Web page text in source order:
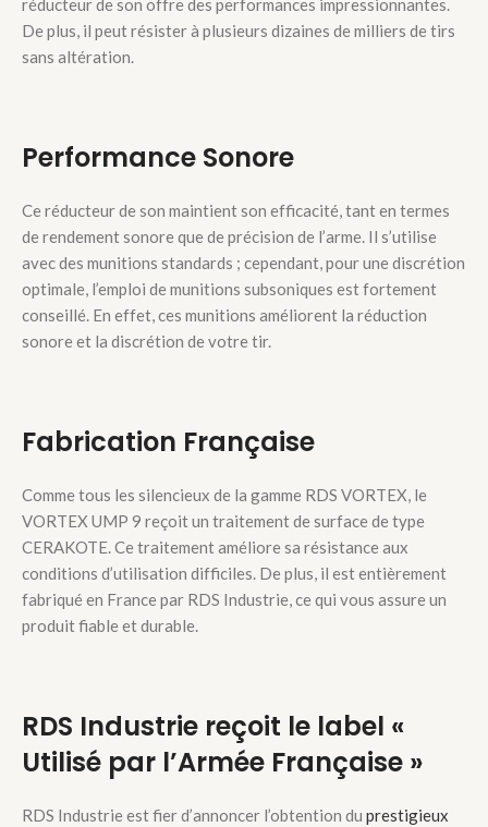
réducteur de son offre des performances impressionnantes.
De plus, il peut résister à plusieurs dizaines de milliers de tirs
sans altération.
Performance Sonore
Ce réducteur de son maintient son efficacité, tant en termes
de rendement sonore que de précision de l’arme. Il s’utilise
avec des munitions standards ; cependant, pour une discrétion
optimale, l’emploi de munitions subsoniques est fortement
conseillé. En effet, ces munitions améliorent la réduction
sonore et la discrétion de votre tir.
Fabrication Française
Comme tous les silencieux de la gamme RDS VORTEX, le
VORTEX UMP 9 reçoit un traitement de surface de type
CERAKOTE. Ce traitement améliore sa résistance aux
conditions d’utilisation difficiles. De plus, il est entièrement
fabriqué en France par RDS Industrie, ce qui vous assure un
produit fiable et durable.
RDS Industrie reçoit le label «
Utilisé par l’Armée Française »
RDS Industrie est fier d’annoncer l’obtention du prestigieux